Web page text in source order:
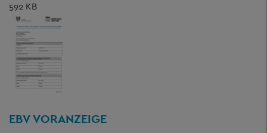
592 KB
EBV VORANZEIGE